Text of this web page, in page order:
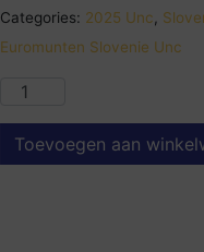
Categories: 2025 Unc
Euromunten Slovenie Unc
Toevoegen aan